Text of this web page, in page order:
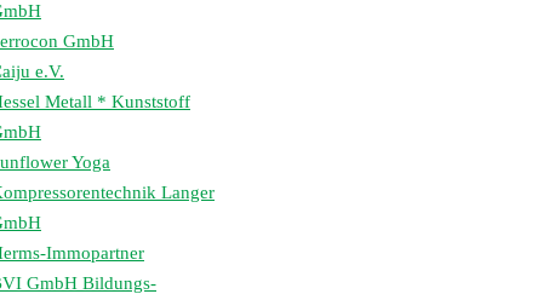
GmbH
e.V.
Metall * Kunststoff
Yoga
Langer
Immopartner
GmbH Bildungs-